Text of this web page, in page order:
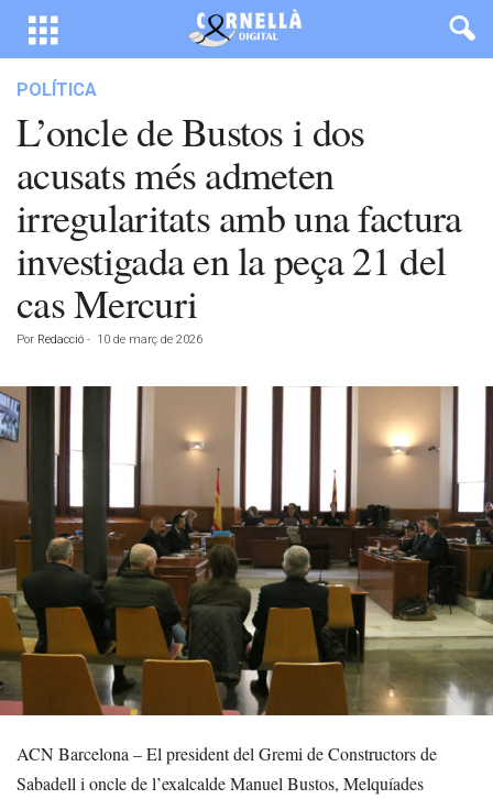
POLÍTICA
L’oncle de Bustos i dos
acusats més admeten
irregularitats amb una factura
investigada en la peça 21 del
cas Mercuri
Por Redacció - 10 de març de 2026
ACN Barcelona – El president del Gremi de Constructors de
Sabadell i oncle de l’exalcalde Manuel Bustos, Melquíades